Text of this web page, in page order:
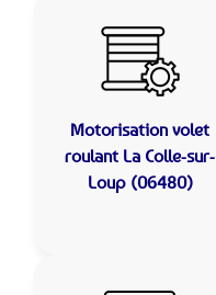
Motorisation volet
roulant La Colle-sur-
Loup (06480)